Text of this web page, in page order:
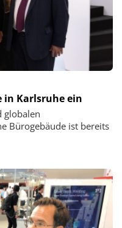
in Karlsruhe ein
globalen
Bürogebäude ist bereits